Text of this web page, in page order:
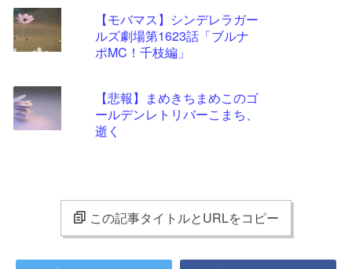
【モバマス】シンデレラガー
ルズ劇場第1623話「ブルナ
ポMC！千枝編」
【悲報】まめきちまめこのゴ
ールデンレトリバーこまち、
逝く
この記事タイトルとURLをコピー